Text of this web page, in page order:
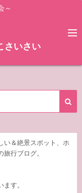
～
さいさい
い＆絶景スポット、ホ
旅行ブログ。
す。